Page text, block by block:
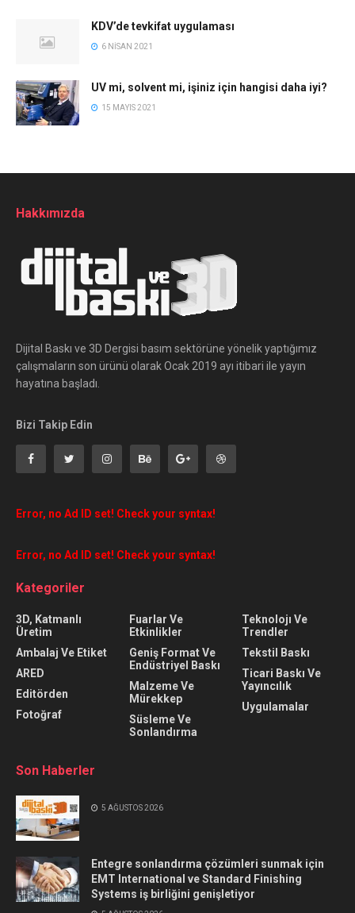
KDV’de tevkifat uygulaması
6 NISAN 2021
UV mi, solvent mi, işiniz için hangisi daha iyi?
15 MAYIS 2021
Hakkımızda
Dijital Baskı ve 3D Dergisi basım sektörüne yönelik yaptığımız
çalışmaların son ürünü olarak Ocak 2019 ayı itibari ile yayın
hayatına başladı.
Bizi Takip Edin
Error, no Ad ID set! Check your syntax!
Error, no Ad ID set! Check your syntax!
Kategoriler
3D, Katmanlı
Üretim
Ambalaj Ve Etiket
ARED
Editörden
Fotoğraf
Fuarlar Ve
Etkinlikler
Geniş Format Ve
Endüstriyel Baskı
Malzeme Ve
Mürekkep
Süsleme Ve
Sonlandırma
Teknolojı Ve
Trendler
Tekstil Baskı
Ticari Baskı Ve
Yayıncılık
Uygulamalar
Son Haberler
5 AĞUSTOS 2026
Entegre sonlandırma çözümleri sunmak için
EMT International ve Standard Finishing
Systems iş birliğini genişletiyor